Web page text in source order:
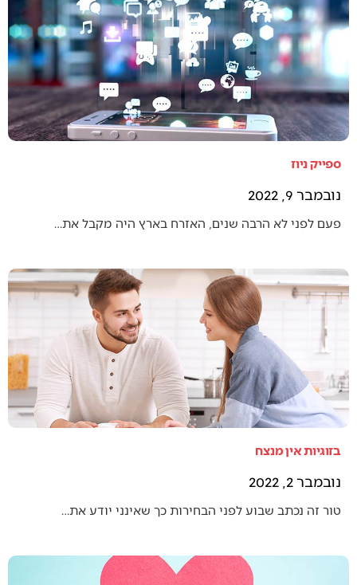
ספייק ניוז
נובמבר 9, 2022
פעם לפני לא הרבה שנים, האזרח בארץ היה מקבל את…
בזוגיות אין מנצח
נובמבר 2, 2022
טור זה נכתב שבוע לפני הבחירות כך שאינני יודע את…